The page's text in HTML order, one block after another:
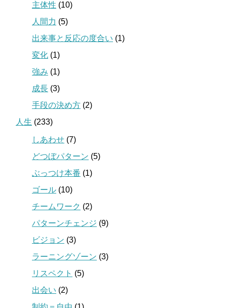
主体性 (10)
人間力 (5)
出来事と反応の度合い (1)
変化 (1)
強み (1)
成長 (3)
手段の決め方 (2)
人生 (233)
しあわせ (7)
どつぼパターン (5)
ぶっつけ本番 (1)
ゴール (10)
チームワーク (2)
パターンチェンジ (9)
ビジョン (3)
ラーニングゾーン (3)
リスペクト (5)
出会い (2)